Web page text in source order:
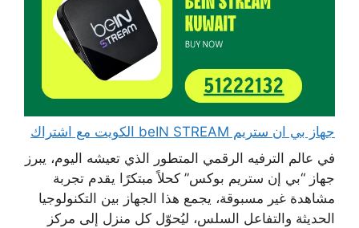
جهاز بي ان ستريم beIN STREAM الكويت مع اشتراك
في عالم الترفيه الرقمي المتطور الذي تعيشه اليوم، يبرز
جهاز “بي إن ستريم بوكس” كحلاً مبتكرًا يقدم تجربة
مشاهدة غير مسبوقة، يجمع هذا الجهاز بين التكنولوجيا
الحديثة والتفاعل السلس، ليُحوّل كل منزل إلى مركز